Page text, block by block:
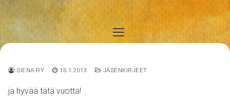
Hyppää
sisältöön
SIENA RY 15.1.2013 JÄSENKIRJEET
ja hyvää tätä vuotta!